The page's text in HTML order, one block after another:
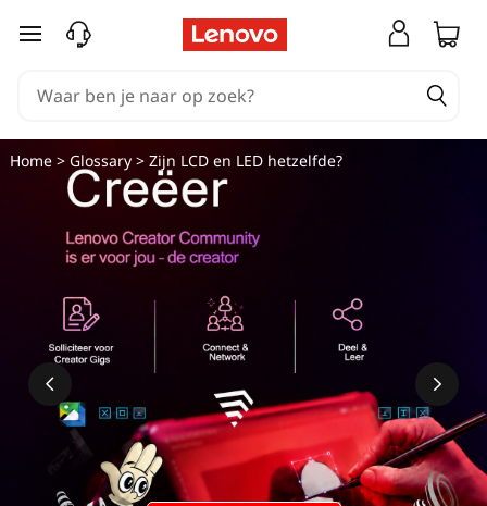
Ga naar de hoofdinhoud
Home> Glossary> Zijn LCD en LED hetzelfde?